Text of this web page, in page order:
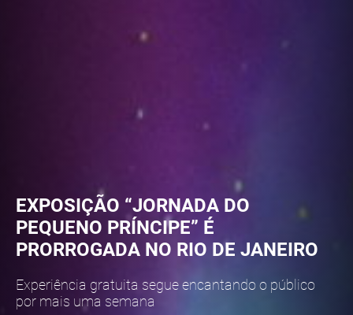
EXPOSIÇÃO “JORNADA DO
PEQUENO PRÍNCIPE” É
PRORROGADA NO RIO DE JANEIRO
Experiência gratuita segue encantando o público
por mais uma semana